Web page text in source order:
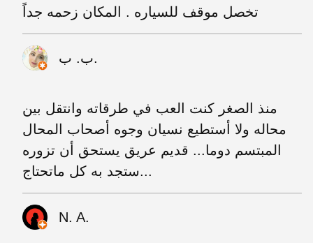
تخصل موقف للسياره . المكان زحمه جداً
ب. ب.
منذ الصغر كنت العب في طرقاته وانتقل بين
محاله ولا أستطيع نسيان وجوه أصحاب المحال
المبتسم دوما... قديم عريق يستحق أن تزوره
ستجد به كل ماتحتاج...
N. A.